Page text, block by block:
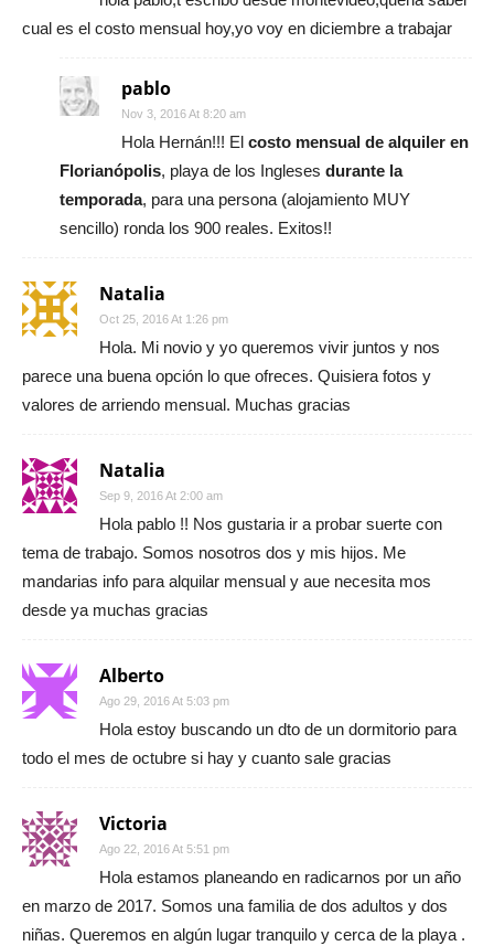
cual es el costo mensual hoy,yo voy en diciembre a trabajar
pablo
Nov 3, 2016 At 8:20 am
Hola Hernán!!! El costo mensual de alquiler en
Florianópolis, playa de los Ingleses durante la
temporada, para una persona (alojamiento MUY
sencillo) ronda los 900 reales. Exitos!!
Natalia
Oct 25, 2016 At 1:26 pm
Hola. Mi novio y yo queremos vivir juntos y nos
parece una buena opción lo que ofreces. Quisiera fotos y
valores de arriendo mensual. Muchas gracias
Natalia
Sep 9, 2016 At 2:00 am
Hola pablo !! Nos gustaria ir a probar suerte con
tema de trabajo. Somos nosotros dos y mis hijos. Me
mandarias info para alquilar mensual y aue necesita mos
desde ya muchas gracias
Alberto
Ago 29, 2016 At 5:03 pm
Hola estoy buscando un dto de un dormitorio para
todo el mes de octubre si hay y cuanto sale gracias
Victoria
Ago 22, 2016 At 5:51 pm
Hola estamos planeando en radicarnos por un año
en marzo de 2017. Somos una familia de dos adultos y dos
niñas. Queremos en algún lugar tranquilo y cerca de la playa .